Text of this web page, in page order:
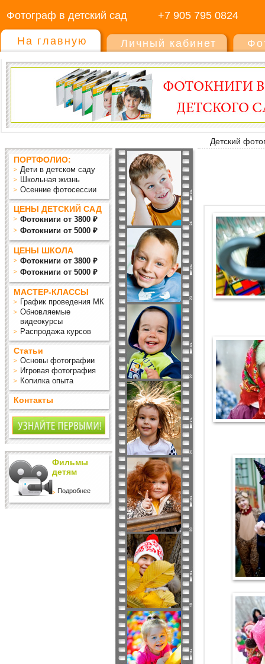
Фотограф в детский сад +7 905 795 0824
На главную Личный кабинет
Детский
ПОРТФОЛИО:
Дети в детском саду
Школьная жизнь
Осенние фотосессии
ЦЕНЫ ДЕТСКИЙ САД
Фотокниги от 3800 ₽
Фотокниги от 5000 ₽
ЦЕНЫ ШКОЛА
Фотокниги от 3800 ₽
Фотокниги от 5000 ₽
МАСТЕР-КЛАССЫ
График проведения МК
Обновляемые
видеокурсы
Распродажа курсов
Статьи
Основы фотографии
Игровая фотография
Копилка опыта
Контакты
Фильмы
детям
Подробнее